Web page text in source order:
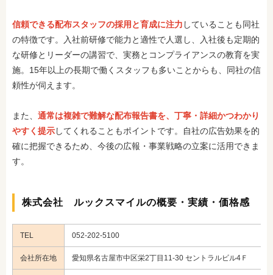
信頼できる配布スタッフの採用と育成に注力 していることも同社
の特徴です。入社前研修で能力と適性で人選し、入社後も定期的
な研修とリーダーの講習で、実務とコンプライアンスの教育を実
施。15年以上の長期で働くスタッフも多いことからも、同社の信
頼性が伺えます。
また、 通常は複雑で難解な配布報告書を、丁寧・詳細かつわかり
やすく提示してくれることもポイントです。自社の広告効果を的
確に把握できるため、今後の広報・事業戦略の立案に活用できま
す。
株式会社 ルックスマイルの概要・実績・価格感
TEL 052-202-5100
会社所在地 愛知県名古屋市中区栄2丁目11-30 セントラルビル4Ｆ